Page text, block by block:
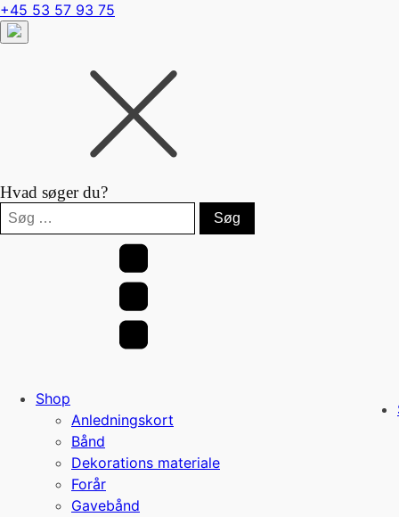
+45 53 57 93 75
Hvad søger du?
Søg
efter:
Shop
Anledningskort
Bånd
Dekorations materiale
Forår
Gavebånd